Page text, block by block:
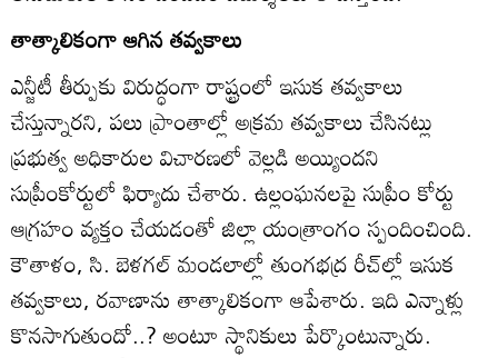
తాత్కాలికంగా ఆగిన తవ్వకాలు
ఎన్జీటీ తీర్పుకు విరుద్ధంగా రాష్ట్రంలో ఇసుక తవ్వకాలు
చేస్తున్నారని, పలు ప్రాంతాల్లో అక్రమ తవ్వకాలు చేసినట్లు
ప్రభుత్వ అధికారుల విచారణలో వెల్లడి అయ్యిందని
సుప్రీంకోర్టులో ఫిర్యాదు చేశారు. ఉల్లంఘనలపై సుప్రీం కోర్టు
ఆగ్రహం వ్యక్తం చేయడంతో జిల్లా యంత్రాంగం స్పందించింది.
కౌతాళం, సి. బెళగల్‌ మండలాల్లో తుంగభద్ర రీచ్‌ల్లో ఇసుక
తవ్వకాలు, రవాణాను తాత్కాలికంగా ఆపేశారు. ఇది ఎన్నాళ్లు
కొనసాగుతుందో..? అంటూ స్థానికులు పేర్కొంటున్నారు.